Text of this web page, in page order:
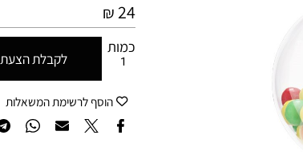
₪
לקבלת הצעת מחיר
הוסף לרשימת המשאלות